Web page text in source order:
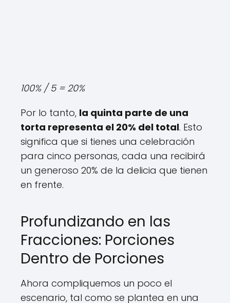
100% / 5 = 20%
Por lo tanto, la quinta parte de una
torta representa el 20% del total. Esto
significa que si tienes una celebración
para cinco personas, cada una recibirá
un generoso 20% de la delicia que tienen
en frente.
Profundizando en las
Fracciones: Porciones
Dentro de Porciones
Ahora compliquemos un poco el
escenario, tal como se plantea en una